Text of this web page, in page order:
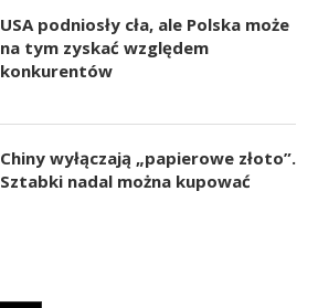
USA podniosły cła, ale Polska może
na tym zyskać względem
konkurentów
Chiny wyłączają „papierowe złoto”.
Sztabki nadal można kupować